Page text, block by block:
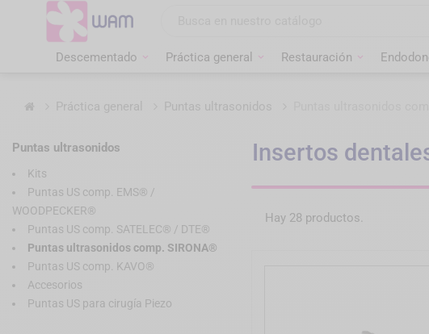
Descementado Práctica general Restauración
InicioPráctica general Puntas ultrasonidos
Puntas ultrasonidos
Kits
Puntas US comp. EMS® /
WOODPECKER®
Puntas US comp. SATELEC® / DTE®
Puntas ultrasonidos comp. SIRONA®
Puntas US comp. KAVO®
Accesorios
Puntas US para cirugía Piezo
Insertos
Hay 28 productos.